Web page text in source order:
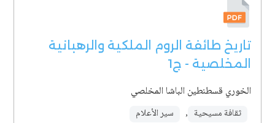
تاريخ طائفة الروم الملكية والرهبانية
المخلصية - ج1
الخوري قسطنطين الباشا المخلصي
ثقافة مسيحية , سير الأعلام